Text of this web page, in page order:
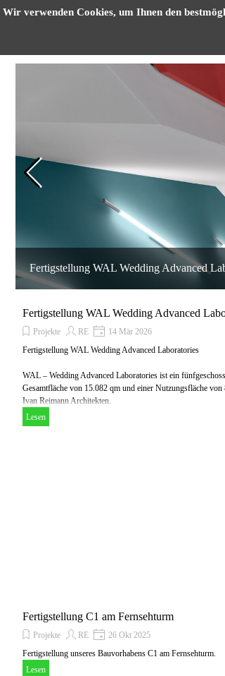
Wir verwenden Cookies, um Ihnen den
Direkt zum Seiteninhalt
Fertigstellung WAL Wedding Advanced
Fertigstellung WAL Wedding Advanced
Projekte RE
14 Mär 2026
Fertigstellung WAL Wedding Advanced Laboratories
WAL – Wedding Advanced Laboratories ist ein
Gesamtfläche von 15.082 qm und einer Nutzungsfläche
Ivan Reimann Architekten.
Lesen
Fertigstellung C1 am Fernsehturm
Projekte RE
26 Okt 2025
Fertigstellung unseres Bauvorhabens C1 am Fernsehturm.
Lesen